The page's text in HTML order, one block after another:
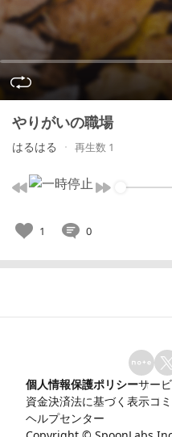
やりがいの職場
はるはる 再生数 1
1 0
個人情報保護ポリシーサー
資金決済法に基づく表示コ
ヘルプセンター